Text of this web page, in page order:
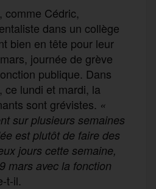
comme Cédric,
dans un collège
bien en tête pour leur
journée de grève
publique. Dans
ce lundi et mardi, la
sont grévistes. «
sur plusieurs semaines
est plutôt de faire des
jours cette semaine,
mars avec la fonction
t-il.